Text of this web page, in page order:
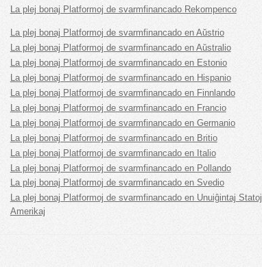
La plej bonaj Platformoj de svarmfinancado Rekompenco
La plej bonaj Platformoj de svarmfinancado en Aŭstrio
La plej bonaj Platformoj de svarmfinancado en Aŭstralio
La plej bonaj Platformoj de svarmfinancado en Estonio
La plej bonaj Platformoj de svarmfinancado en Hispanio
La plej bonaj Platformoj de svarmfinancado en Finnlando
La plej bonaj Platformoj de svarmfinancado en Francio
La plej bonaj Platformoj de svarmfinancado en Germanio
La plej bonaj Platformoj de svarmfinancado en Britio
La plej bonaj Platformoj de svarmfinancado en Italio
La plej bonaj Platformoj de svarmfinancado en Pollando
La plej bonaj Platformoj de svarmfinancado en Svedio
La plej bonaj Platformoj de svarmfinancado en Unuiĝintaj Statoj
Amerikaj